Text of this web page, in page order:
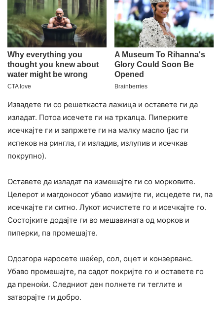
Извадете ги со решеткаста лажица и оставете ги да
изладат. Потоа исечете ги на тркалца. Пиперките
исечкајте ги и запржете ги на малку масло (јас ги
испеков на рингла, ги изладив, излупив и исечкав
покрупно).
Оставете да изладат па измешајте ги со морковите.
Целерот и магдоносот убаво измијте ги, исцедете ги, па
исечкајте ги ситно. Лукот исчистете го и исечкајте го.
Состојките додајте ги во мешавината од морков и
пиперки, па промешајте.
Одозгора наросете шеќер, сол, оцет и конзерванс.
Убаво промешајте, па садот покријте го и оставете го
да преноќи. Следниот ден полнете ги теглите и
затворајте ги добро.